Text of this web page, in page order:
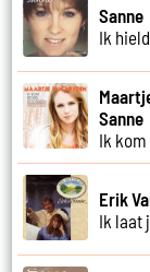
Sanne
Ik
Sanne
Ik
Erik
Ik laat